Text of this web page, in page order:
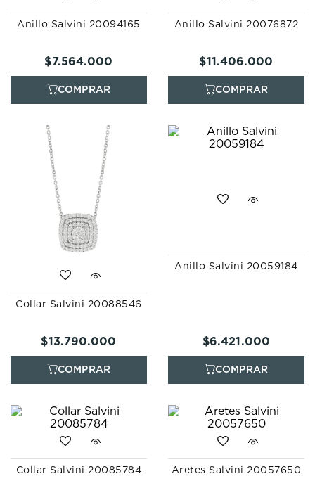
Anillo Salvini 20094165
$7.564.000
Anillo Salvini 20076872
$11.406.000
Collar Salvini 20088546
$13.790.000
Anillo Salvini 20059184
$6.421.000
Collar Salvini 20085784 Aretes Salvini 20057650